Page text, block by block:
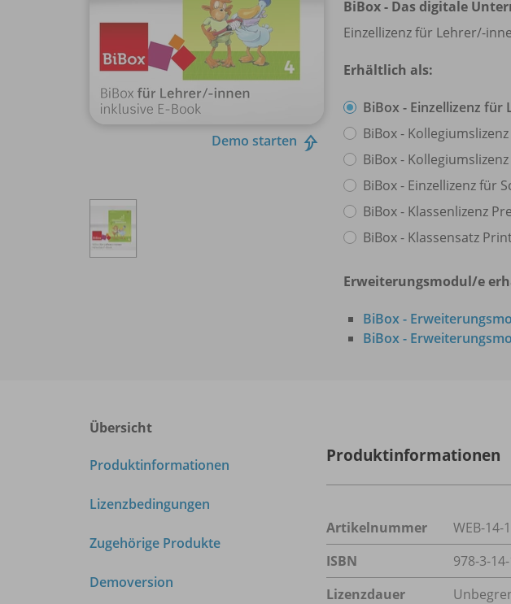
Demo starten
BiBox - Das digitale
Einzellizenz für Lehrer/-
Erhältlich als:
BiBox - Einzellizenz für
BiBox -
BiBox -
BiBox - Einzellizenz für
BiBox - Klassenlizenz
BiBox - Klassensatz
Erweiterungsmodul/e
BiBox -
BiBox -
Übersicht
Produktinformationen
Lizenzbedingungen
Zugehörige Produkte
Demoversion
Produktinformationen
Artikelnummer
WEB-14-
ISBN
978-3-
Lizenzdauer